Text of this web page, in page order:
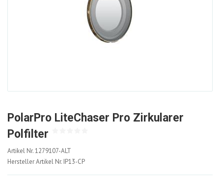
PolarPro LiteChaser Pro Zirkularer
Polfilter
1279107-
ALT
Artikel Nr.1279107-ALT
Hersteller Artikel Nr. IP13-CP